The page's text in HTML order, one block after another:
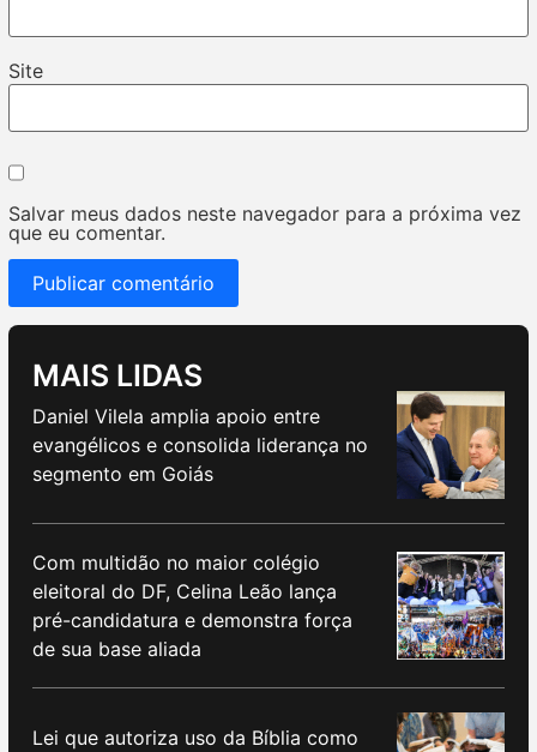
Site
Salvar meus dados neste navegador para a próxima vez
que eu comentar.
MAIS LIDAS
Daniel Vilela amplia apoio entre
evangélicos e consolida liderança no
segmento em Goiás
Com multidão no maior colégio
eleitoral do DF, Celina Leão lança
pré-candidatura e demonstra força
de sua base aliada
Lei que autoriza uso da Bíblia como